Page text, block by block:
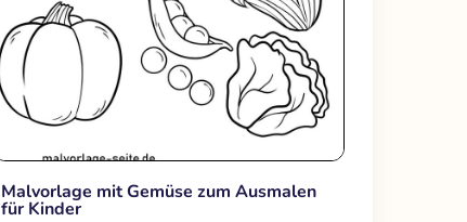
Malvorlage mit Gemüse zum Ausmalen
für Kinder